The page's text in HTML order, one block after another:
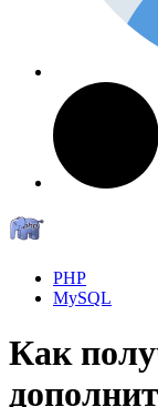
PHP
MySQL
Как